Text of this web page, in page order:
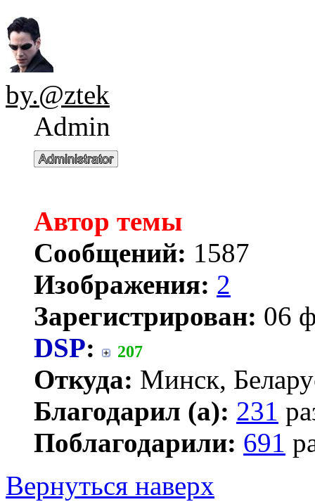
by.@ztek
Admin
Автор темы
Сообщений: 1587
Изображения: 2
Зарегистрирован: 06
DSP: 207
Откуда: Минск,
Благодарил (а): 231
Поблагодарили: 691
Вернуться наверх